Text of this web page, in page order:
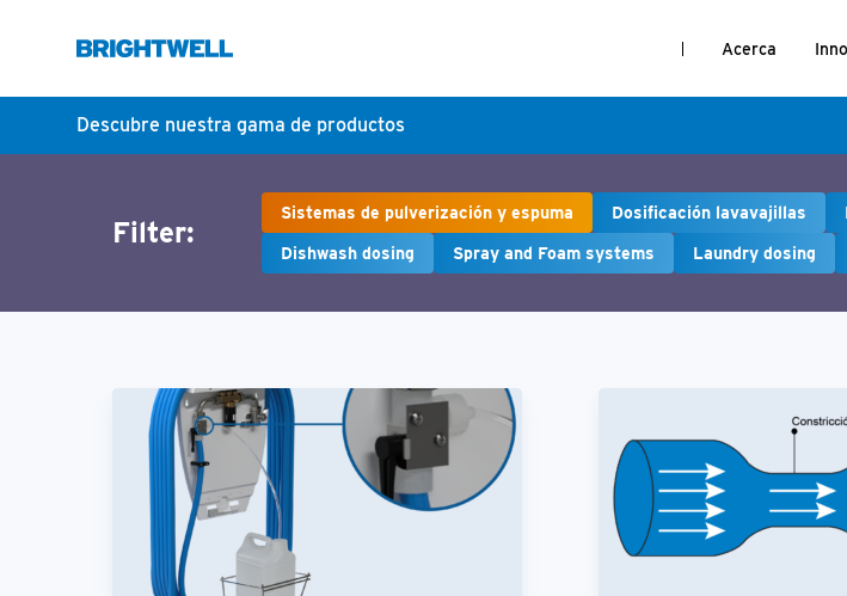
Acerca
Descubre nuestra gama de productos
Filter:
Sistemas de pulverización y espuma Dosificación lavavajillas
Dishwash dosing Spray and Foam systems Laundry dosing